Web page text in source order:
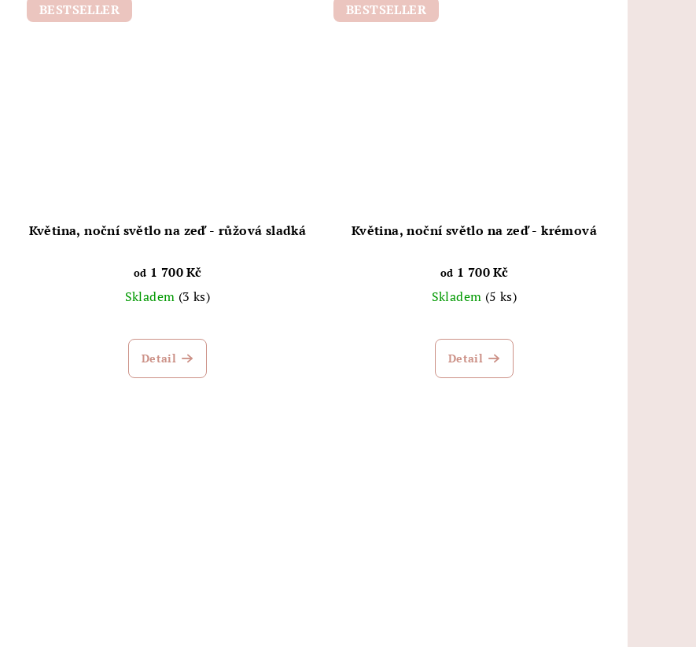
BESTSELLER
Květina, noční světlo na zeď - růžová sladká
od 1 700 Kč
Skladem (3 ks)
hodnocení
produktu
je
Detail
BESTSELLER
Květina, noční světlo na zeď - krémová
od 1 700 Kč
Skladem (5 ks)
Detail